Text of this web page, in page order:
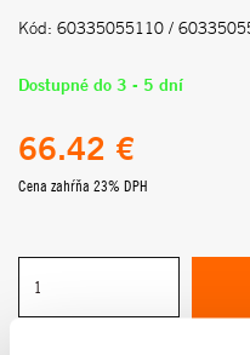
Kód: 60335055110 /
Dostupné do 3 - 5 dní
66.42 €
Cena zahŕňa 23% DPH